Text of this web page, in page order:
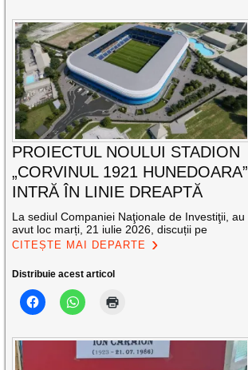
PROIECTUL NOULUI STADION
„CORVINUL 1921 HUNEDOARA”
INTRĂ ÎN LINIE DREAPTĂ
La sediul Companiei Naţionale de Investiţii, au
avut loc marți, 21 iulie 2026, discuții pe
CITEȘTE MAI DEPARTE
Distribuie acest articol